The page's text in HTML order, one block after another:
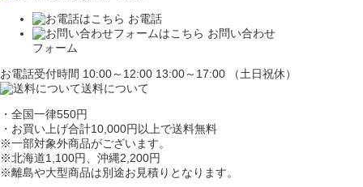
お電話
お問い合わせ
フォーム
お電話受付時間 10:00～12:00 13:00～17:00 （土日祝休）
送料について
・全国一律550円
・お買い上げ合計10,000円 以上で送料無料
※一部対象外商品がございます。
※北海道1,100円
、沖縄2,200円
※離島や大型商品は別途お見積りとなります。